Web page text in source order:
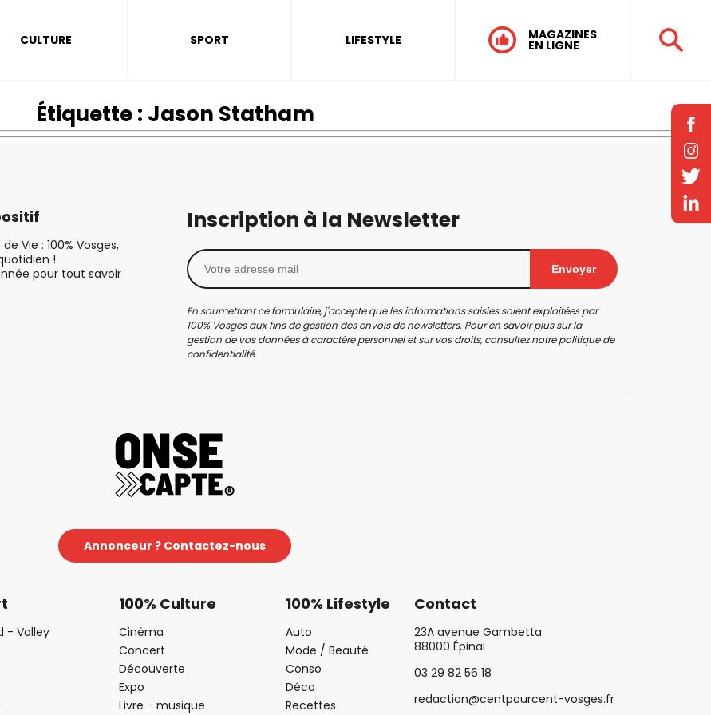
CULTURE SPORT LIFESTYLE MAGAZINES
EN LIGNE
Étiquette : Jason Statham
Vie : 100% Vosges,
!
pour tout savoir
Inscription à la Newsletter
Envoyer
En soumettant ce formulaire, j'accepte que les informations saisies soient exploitées par
100% Vosges aux fins de gestion des envois de newsletters. Pour en savoir plus sur la
gestion de vos données à caractère personnel et sur vos droits, consultez notrepolitique de
confidentialité
Annonceur ? Contactez-nous
- Volley
100% Culture
Cinéma
Concert
Découverte
Expo
Livre - musique
100% Lifestyle
Auto
Mode / Beauté
Conso
Déco
Recettes
Contact
23A avenue Gambetta
88000 Épinal
03 29 82 56 18
redaction@centpourcent-vosges.fr